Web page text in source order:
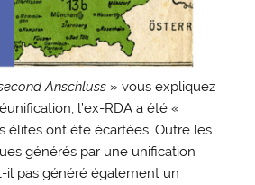
Anschluss » vous expliquez
l’ex-RDA a été «
élites ont été écartées. Outre les
générés par une unification
il pas généré également un